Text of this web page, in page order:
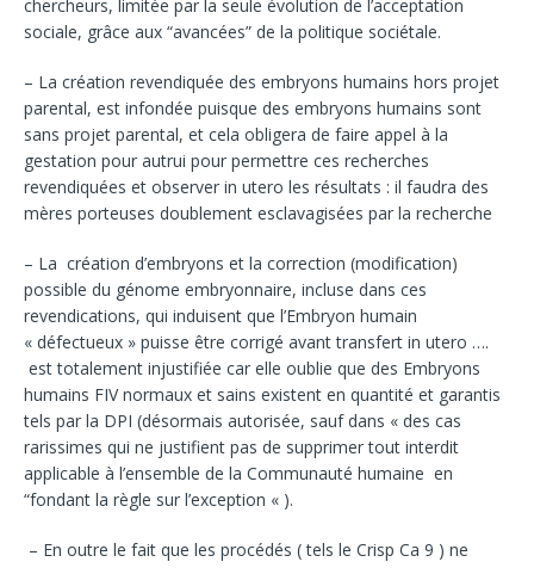
chercheurs, limitée par la seule évolution de l’acceptation
sociale, grâce aux “avancées” de la politique sociétale.
– La création revendiquée des embryons humains hors projet
parental, est infondée puisque des embryons humains sont
sans projet parental, et cela obligera de faire appel à la
gestation pour autrui pour permettre ces recherches
revendiquées et observer in utero les résultats : il faudra des
mères porteuses doublement esclavagisées par la recherche
– La création d’embryons et la correction (modification)
possible du génome embryonnaire, incluse dans ces
revendications, qui induisent que l’Embryon humain
« défectueux » puisse être corrigé avant transfert in utero ….
est totalement injustifiée car elle oublie que des Embryons
humains FIV normaux et sains existent en quantité et garantis
tels par la DPI (désormais autorisée, sauf dans « des cas
rarissimes qui ne justifient pas de supprimer tout interdit
applicable à l’ensemble de la Communauté humaine en
“fondant la règle sur l’exception « ).
– En outre le fait que les procédés ( tels le Crisp Ca 9 ) ne